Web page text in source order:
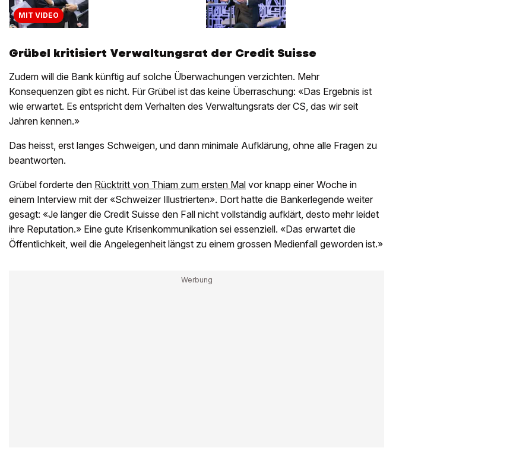
MIT VIDEO
Grübel kritisiert Verwaltungsrat der Credit Suisse
Zudem will die Bank künftig auf solche Überwachungen verzichten. Mehr
Konsequenzen gibt es nicht. Für Grübel ist das keine Überraschung: «Das Ergebnis ist
wie erwartet. Es entspricht dem Verhalten des Verwaltungsrats der CS, das wir seit
Jahren kennen.»
Das heisst, erst langes Schweigen, und dann minimale Aufklärung, ohne alle Fragen zu
beantworten.
Grübel forderte den Rücktritt von Thiam zum ersten Mal vor knapp einer Woche in
einem Interview mit der «Schweizer Illustrierten». Dort hatte die Bankerlegende weiter
gesagt: «Je länger die Credit Suisse den Fall nicht vollständig aufklärt, desto mehr leidet
ihre Reputation.» Eine gute Krisenkommunikation sei essenziell. «Das erwartet die
Öffentlichkeit, weil die Angelegenheit längst zu einem grossen Medienfall geworden ist.»